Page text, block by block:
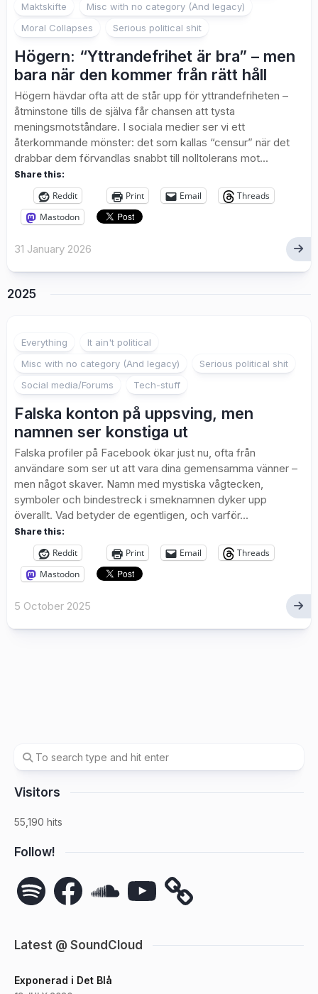
Maktskifte
Misc with no category (And legacy)
Moral Collapses
Serious political shit
Högern: “Yttrandefrihet är bra” – men
bara när den kommer från rätt håll
Högern hävdar ofta att de står upp för yttrandefriheten –
åtminstone tills de själva får chansen att tysta
meningsmotståndare. I sociala medier ser vi ett
återkommande mönster: det som kallas “censur” när det
drabbar dem förvandlas snabbt till nolltolerans mot...
Share this:
Reddit Print Email
Threads
Mastodon
31 January 2026
2025
Everything
It ain't political
Misc with no category (And legacy)
Serious political shit
Social media/Forums
Tech-stuff
Falska konton på uppsving, men
namnen ser konstiga ut
Falska profiler på Facebook ökar just nu, ofta från
användare som ser ut att vara dina gemensamma vänner –
men något skaver. Namn med mystiska vågtecken,
symboler och bindestreck i smeknamnen dyker upp
överallt. Vad betyder de egentligen, och varför...
Share this:
Reddit Print Email
Threads
Mastodon
5 October 2025
Visitors
55,190 hits
Follow!
Spotify FacebookSoundCloudYouTube
Latest @ SoundCloud
Exponerad i Det Blå